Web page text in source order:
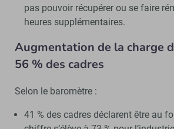
pas pouvoir récupérer ou se faire
heures supplémentaires.
Augmentation de la charge
56 % des cadres
Selon le baromètre :
41 % des cadres déclarent être au